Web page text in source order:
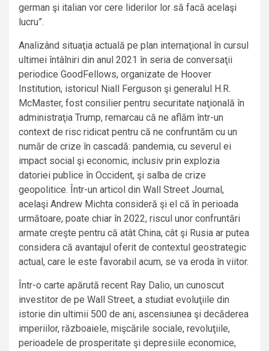
german şi italian vor cere liderilor lor să facă acelaşi
lucru”.
Analizând situaţia actuală pe plan internaţional în cursul
ultimei întâlniri din anul 2021 în seria de conversaţii
periodice GoodFellows, organizate de Hoover
Institution, istoricul Niall Ferguson şi generalul H.R.
McMaster, fost consilier pentru securitate naţională în
administraţia Trump, remarcau că ne aflăm într-un
context de risc ridicat pentru că ne confruntăm cu un
număr de crize în cascadă: pandemia, cu severul ei
impact social şi economic, inclusiv prin explozia
datoriei publice în Occident, şi salba de crize
geopolitice. Într-un articol din Wall Street Journal,
acelaşi Andrew Michta consideră şi el că în perioada
următoare, poate chiar în 2022, riscul unor confruntări
armate creşte pentru că atât China, cât şi Rusia ar putea
considera că avantajul oferit de contextul geostrategic
actual, care le este favorabil acum, se va eroda în viitor.
Într-o carte apărută recent Ray Dalio, un cunoscut
investitor de pe Wall Street, a studiat evoluţiile din
istorie din ultimii 500 de ani, ascensiunea şi decăderea
imperiilor, războaiele, mişcările sociale, revoluţiile,
perioadele de prosperitate şi depresiile economice,